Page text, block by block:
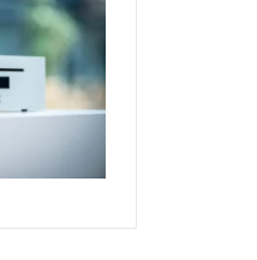
flera
varianter.
De
väljas